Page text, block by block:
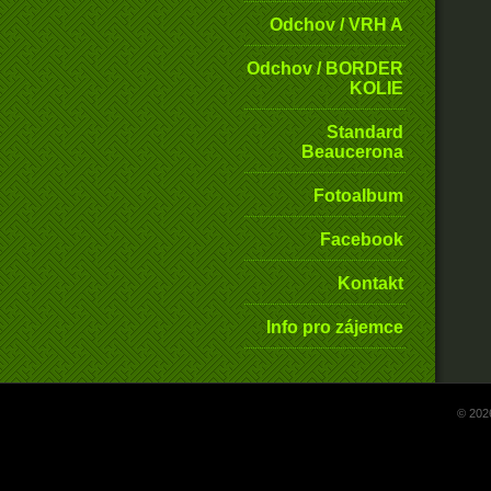
Odchov / VRH A
Odchov / BORDER
KOLIE
Standard
Beaucerona
Fotoalbum
Facebook
Kontakt
Info pro zájemce
©